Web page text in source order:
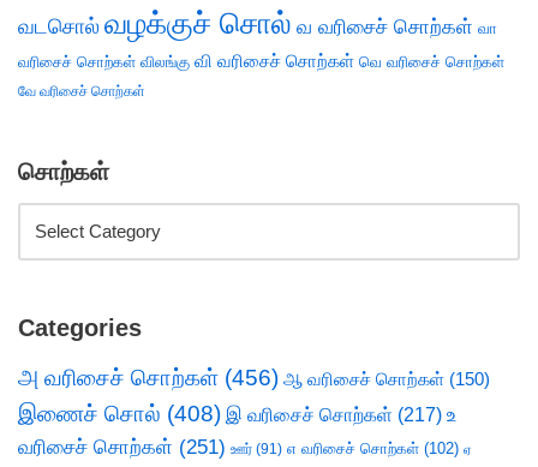
வடசொல் வழக்குச் சொல் வ வரிசைச் சொற்கள் வா
வரிசைச் சொற்கள் விலங்கு வி வரிசைச் சொற்கள் வெ வரிசைச் சொற்கள்
வே வரிசைச் சொற்கள்
சொற்கள்
Categories
அ வரிசைச் சொற்கள் (456) ஆ வரிசைச் சொற்கள் (150)
இணைச் சொல் (408) இ வரிசைச் சொற்கள் (217) உ
வரிசைச் சொற்கள் (251) ஊர் (91) எ வரிசைச் சொற்கள் (102) ஏ